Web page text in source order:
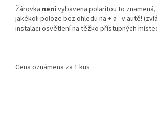
Žárovka nenívybavena polaritou to
jakékoli poloze bez ohledu na + a - v autě!
instalaci osvětlenína těžko přístupných
Cena oznámena za 1 kus